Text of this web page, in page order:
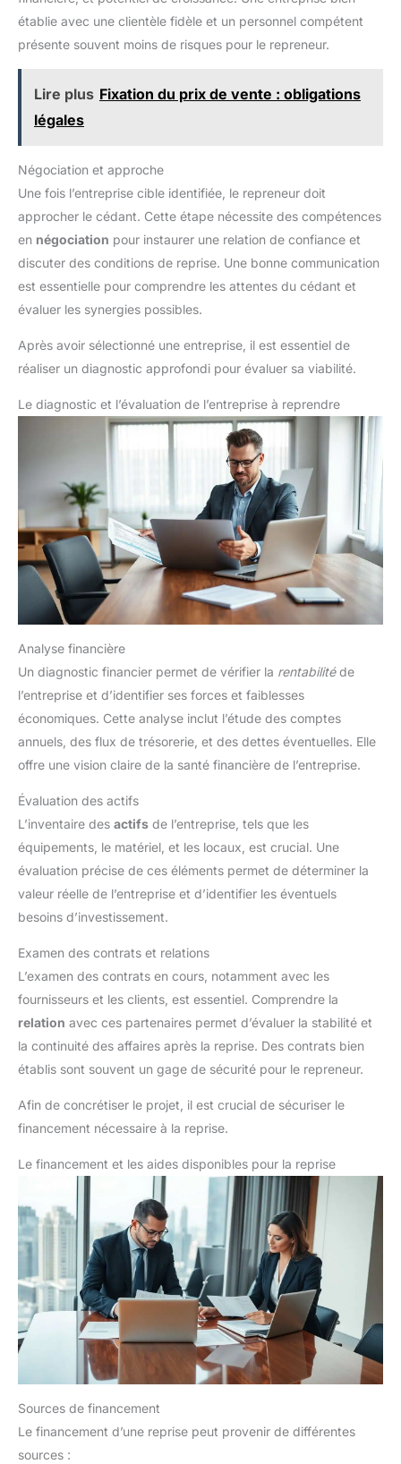
établie avec une clientèle fidèle et un personnel compétent
présente souvent moins de risques pour le repreneur.
Lire plus Fixation du prix de vente : obligations
légales
Négociation et approche
Une fois l’entreprise cible identifiée, le repreneur doit
approcher le cédant. Cette étape nécessite des compétences
en négociation pour instaurer une relation de confiance et
discuter des conditions de reprise. Une bonne communication
est essentielle pour comprendre les attentes du cédant et
évaluer les synergies possibles.
Après avoir sélectionné une entreprise, il est essentiel de
réaliser un diagnostic approfondi pour évaluer sa viabilité.
Le diagnostic et l’évaluation de l’entreprise à reprendre
Analyse financière
Un diagnostic financier permet de vérifier la rentabilitéde
l’entreprise et d’identifier ses forces et faiblesses
économiques. Cette analyse inclut l’étude des comptes
annuels, des flux de trésorerie, et des dettes éventuelles. Elle
offre une vision claire de la santé financière de l’entreprise.
Évaluation des actifs
L’inventaire des actifs de l’entreprise, tels que les
équipements, le matériel, et les locaux, est crucial. Une
évaluation précise de ces éléments permet de déterminer la
valeur réelle de l’entreprise et d’identifier les éventuels
besoins d’investissement.
Examen des contrats et relations
L’examen des contrats en cours, notamment avec les
fournisseurs et les clients, est essentiel. Comprendre la
relation avec ces partenaires permet d’évaluer la stabilité et
la continuité des affaires après la reprise. Des contrats bien
établis sont souvent un gage de sécurité pour le repreneur.
Afin de concrétiser le projet, il est crucial de sécuriser le
financement nécessaire à la reprise.
Le financement et les aides disponibles pour la reprise
Sources de financement
Le financement d’une reprise peut provenir de différentes
sources :